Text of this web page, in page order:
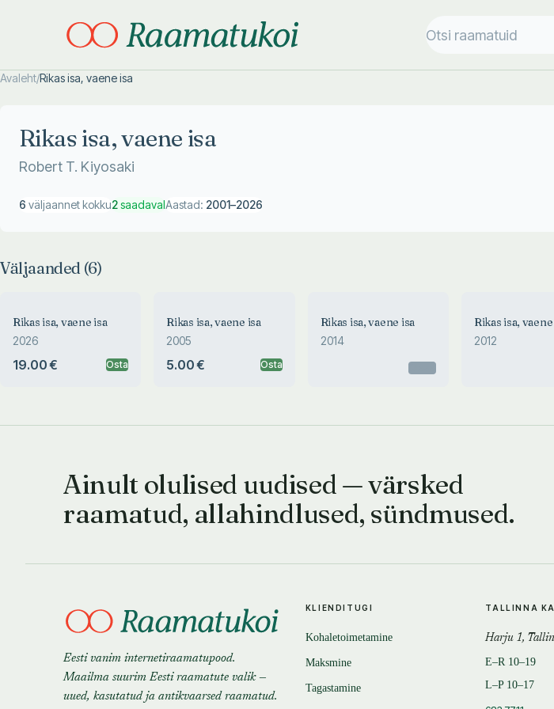
Avaleht/Rikas isa, vaene isa
Rikas isa, vaene isa
Robert T. Kiyosaki
6 väljaannet kokku2saadavalAastad: 2001–2026
Väljaanded (6)
Rikas isa, vaene isa
2026
19.00 € Osta
Rikas isa, vaene isa
2005
5.00 € Osta
Rikas isa, vaene isa
2014
Rikas isa,
2012
Ainult olulised uudised — värsked
raamatud, allahindlused, sündmused.
Eesti vanim internetiraamatupood.
Maailma suurim Eesti raamatute valik —
uued, kasutatud ja antikvaarsed raamatud.
KLIENDITUGI
Kohaletoimetamine
Maksmine
Tagastamine
TALLINNA
Harju 1,
E–R 10–19
L–P 10–17